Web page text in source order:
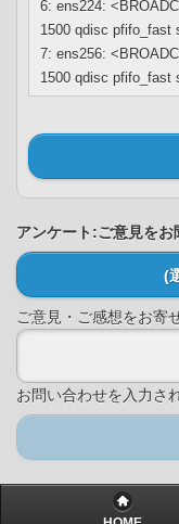
6: ens224:
1500 qdisc pfifo_fast
7: ens256:
1500 qdisc pfifo_fast
アンケート:ご意見をお
(
ご意見・ご感想をお寄
お問い合わせを入力さ